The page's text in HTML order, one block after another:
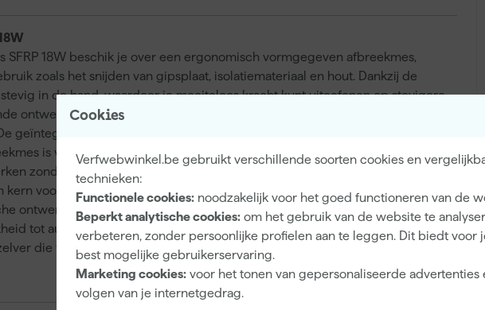
Cookies
Verfwebwinkel.be gebruikt verschillende soorten cookies en
technieken:
Functionele cookies: noodzakelijk voor het goed functioneren van de
Beperkt analytische cookies: om het gebruik van de website te
verbeteren, zonder persoonlijke profielen aan te leggen. Dit biedt voor
best mogelijke gebruikerservaring.
Marketing cookies: voor het tonen van gepersonaliseerde advertenties
volgen van je internetgedrag.
SFRP 18W beschik je over een ergonomisch vormgegeven afbreekmes,
zoals het snijden van gipsplaat, isolatiemateriaal en hout. Dankzij de
in de hand, waardoor je moeiteloos kracht kunt uitoefenen op stevigere
ontwerp zorgt voor maximale controle, zichtbaarheid en een betere
geïntegreerde staartvin is zeer handig voor het insteken van tapijt of het
is voorzien van een dispenser met ruimte voor drie reservemessen,
zonder onderbrekingen. Het mes is vervaardigd uit duurzaam
voor extra stabiliteit en is voorzien van een 1mm dikke metalen
ontwerp maakt dit afbreekmes geschikt voor zowel rechts- als linkshandig
tot automatisch vergrendelen of een wielfunctie. Ideaal voor zowel de
die waarde hecht aan precisie en flexibiliteit.